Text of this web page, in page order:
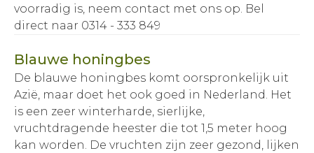
voorradig is, neem contact met ons op. Bel
direct naar 0314 - 333 849
Blauwe honingbes
De blauwe honingbes komt oorspronkelijk uit
Azië, maar doet het ook goed in Nederland. Het
is een zeer winterharde, sierlijke,
vruchtdragende heester die tot 1,5 meter hoog
kan worden. De vruchten zijn zeer gezond, lijken